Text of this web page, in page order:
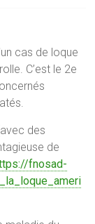
cas de loque
C’est le 2e
des
de
fnosad-